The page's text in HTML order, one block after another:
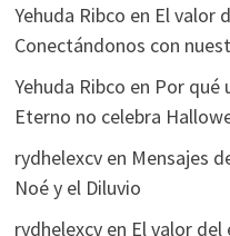
Yehuda Ribco en El valor
Conectándonos con
Yehuda Ribco en Por qué
Eterno no celebra
rydhelexcven Mensajes
Noé y el Diluvio
rydhelexcven El valor